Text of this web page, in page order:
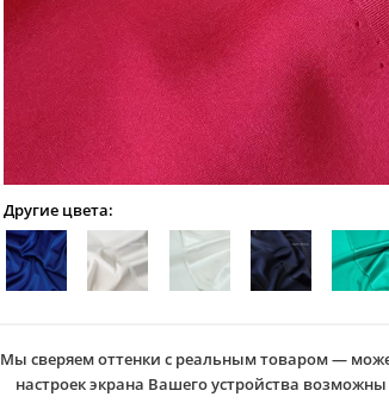
Другие цвета:
Мы сверяем оттенки с реальным товаром —
настроек экрана Вашего устройства